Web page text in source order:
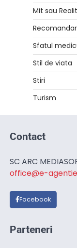
Mit sau
Sfatul
Stil de viata
Stiri
Turism
Contact
SC ARC
office@e-
Facebook
Parteneri